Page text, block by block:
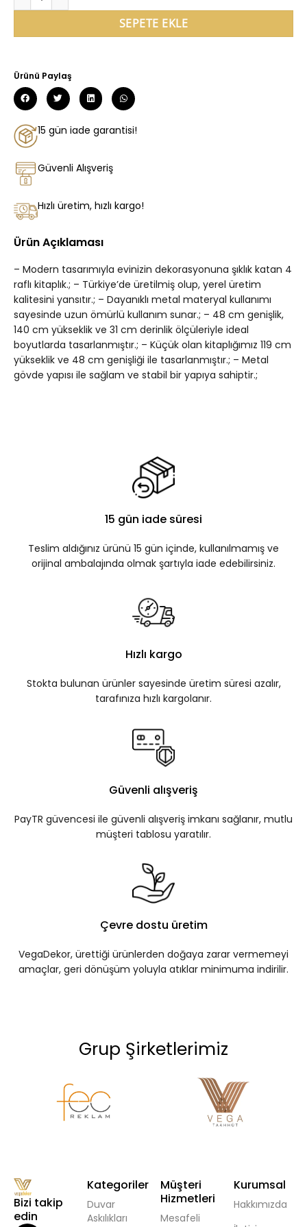
SEPETE EKLE
Ürünü Paylaş
15 gün iade garantisi!
Güvenli Alışveriş
Hızlı üretim, hızlı kargo!
Ürün Açıklaması
– Modern tasarımıyla evinizin dekorasyonuna şıklık katan 4
raflı kitaplık.; – Türkiye’de üretilmiş olup, yerel üretim
kalitesini yansıtır.; – Dayanıklı metal materyal kullanımı
sayesinde uzun ömürlü kullanım sunar.; – 48 cm genişlik,
140 cm yükseklik ve 31 cm derinlik ölçüleriyle ideal
boyutlarda tasarlanmıştır.; – Küçük olan kitaplığımız 119 cm
yükseklik ve 48 cm genişliği ile tasarlanmıştır.; – Metal
gövde yapısı ile sağlam ve stabil bir yapıya sahiptir.;
15 gün iade süresi
Teslim aldığınız ürünü 15 gün içinde, kullanılmamış ve
orijinal ambalajında olmak şartıyla iade edebilirsiniz.
Hızlı kargo
Stokta bulunan ürünler sayesinde üretim süresi azalır,
tarafınıza hızlı kargolanır.
Güvenli alışveriş
PayTR güvencesi ile güvenli alışveriş imkanı sağlanır, mutlu
müşteri tablosu yaratılır.
Çevre dostu üretim
VegaDekor, ürettiği ürünlerden doğaya zarar vermemeyi
amaçlar, geri dönüşüm yoluyla atıklar minimuma indirilir.
Grup Şirketlerimiz
Bizi takip
edin
Kategoriler
Duvar
Askılıkları
Müşteri
Hizmetleri
Mesafeli
Kurumsal
Hakkımızda